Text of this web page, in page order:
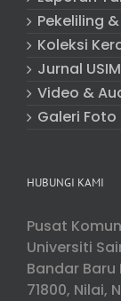
Pekeliling
Koleksi
Jurnal USIM
Video &
Galeri Foto
HUBUNGI KAMI
Pusat
Universiti
Bandar Baru
71800, Nilai,